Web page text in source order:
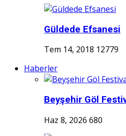
Güldede Efsanesi
Tem 14, 2018 12779
Haberler
Beyşehir Göl
Haz 8, 2026 680